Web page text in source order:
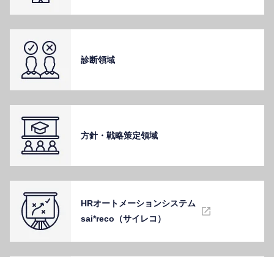
診断領域
⽅針・戦略策定領域
HRオートメーションシステム
sai*reco（サイレコ）